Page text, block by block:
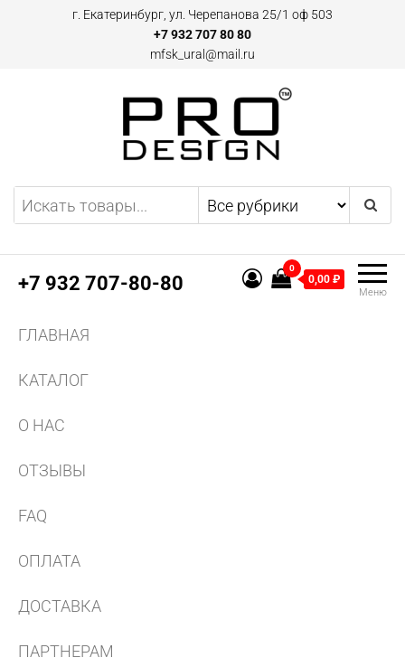
г. Екатеринбург, ул. Черепанова 25/1 оф 503
+7 932 707 80 80
mfsk_ural@mail.ru
Двери и плинтусы скрытого
монтажа Pro Design в
Екатеринбурге
Предоставляем
эксклюзивные предложения
скрытого монтажа, а также
другим профилям и
конструкциям из алюминия.
+7 932 707-80-80 Меню
0
0,00 ₽
ГЛАВНАЯ
КАТАЛОГ
О НАС
ОТЗЫВЫ
FAQ
ОПЛАТА
ДОСТАВКА
ПАРТНЕРАМ